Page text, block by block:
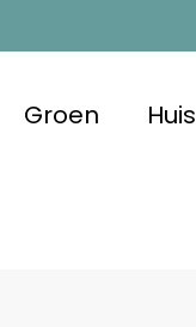
Groen Huis